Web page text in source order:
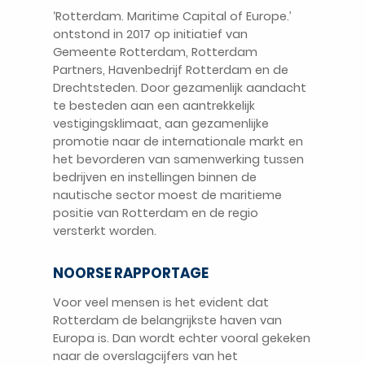
NL
‘Rotterdam. Maritime Capital of Europe.’
ontstond in 2017 op initiatief van
Gemeente Rotterdam, Rotterdam
Partners, Havenbedrijf Rotterdam en de
Drechtsteden. Door gezamenlijk aandacht
te besteden aan een aantrekkelijk
vestigingsklimaat, aan gezamenlijke
promotie naar de internationale markt en
het bevorderen van samenwerking tussen
bedrijven en instellingen binnen de
nautische sector moest de maritieme
positie van Rotterdam en de regio
versterkt worden.
NOORSE RAPPORTAGE
Voor veel mensen is het evident dat
Rotterdam de belangrijkste haven van
Europa is. Dan wordt echter vooral gekeken
naar de overslagcijfers van het